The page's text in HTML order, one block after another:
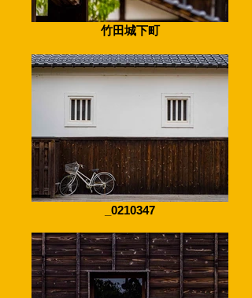
竹田城下町
_0210347